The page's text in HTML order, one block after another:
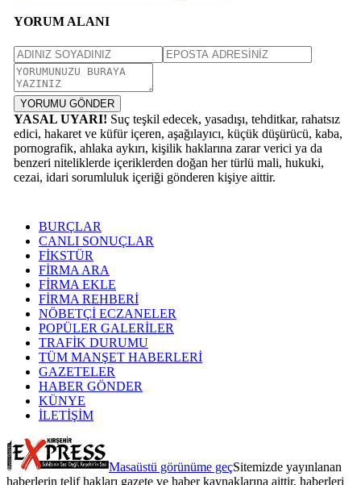
YORUM ALANI
YORUMU GÖNDER
YASAL UYARI! Suç teşkil edecek, yasadışı, tehditkar, rahatsız
edici, hakaret ve küfür içeren, aşağılayıcı, küçük düşürücü, kaba,
pornografik, ahlaka aykırı, kişilik haklarına zarar verici ya da
benzeri niteliklerde içeriklerden doğan her türlü mali, hukuki,
cezai, idari sorumluluk içeriği gönderen kişiye aittir.
BURÇLAR
CANLI SONUÇLAR
FİKSTÜR
FİRMA ARA
FİRMA EKLE
FİRMA REHBERİ
NÖBETÇİ ECZANELER
POPÜLER GALERİLER
TRAFİK DURUMU
TÜM MANŞET HABERLERİ
GAZETELER
HABER GÖNDER
KÜNYE
İLETİŞİM
Masaüstü görünüme geçSitemizde yayınlanan
haberlerin telif hakları gazete ve haber kaynaklarına aittir, haberleri